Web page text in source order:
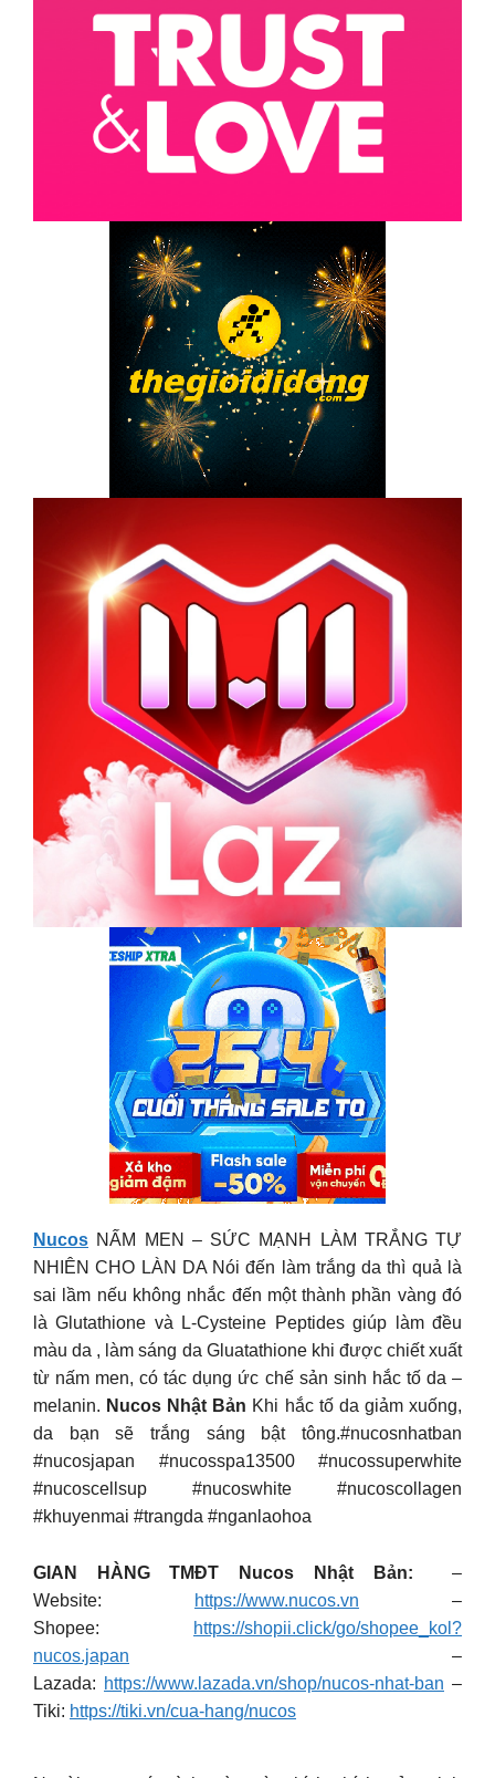
Nucos NẤM MEN – SỨC MẠNH LÀM TRẮNG TỰ
NHIÊN CHO LÀN DA Nói đến làm trắng da thì quả là
sai lầm nếu không nhắc đến một thành phần vàng đó
là Glutathione và L-Cysteine Peptides giúp làm đều
màu da , làm sáng da Gluatathione khi được chiết xuất
từ nấm men, có tác dụng ức chế sản sinh hắc tố da –
melanin. Nucos Nhật Bản Khi hắc tố da giảm xuống,
da bạn sẽ trắng sáng bật tông.#nucosnhatban
#nucosjapan #nucosspa13500 #nucossuperwhite
#nucoscellsup #nucoswhite #nucoscollagen
#khuyenmai #trangda #nganlaohoa
GIAN HÀNG TMĐT Nucos Nhật Bản:
–
Website:
https://www.nucos.vn –
Shopee:
https://shopii.click/go/shopee_kol?
nucos.japan –
Lazada: https://www.lazada.vn/shop/nucos-nhat-ban –
Tiki: https://tiki.vn/cua-hang/nucos